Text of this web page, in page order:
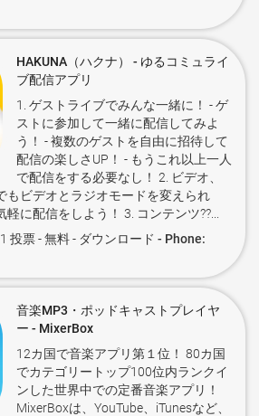
HAKUNA（ハクナ） - ゆるコミュライ
ブ配信アプリ
1. ゲストライブでみんな一緒に！ - ゲ
ストに参加して一緒に配信してみよ
う！ - 複数のゲストを自由に招待して
配信の楽しさUP！ - もうこれ以上一人
で配信をする必要なし！ 2. ビデオ、
もビデオとラジオモードを変えられ
に配信をしよう！ 3. コンテンツ??...
投票- 無料 - ダウンロード - Phone:
音楽MP3・ポッドキャストプレイヤ
ー - MixerBox
12カ国で音楽アプリ第１位！ 80カ国
でカテゴリートップ100位内ランクイ
ンした世界中での定番音楽アプリ！
MixerBoxは、YouTube、iTunesなど、